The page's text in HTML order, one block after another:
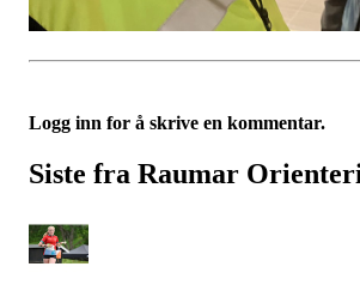
Logg inn for å skrive en kommentar.
Siste fra Raumar